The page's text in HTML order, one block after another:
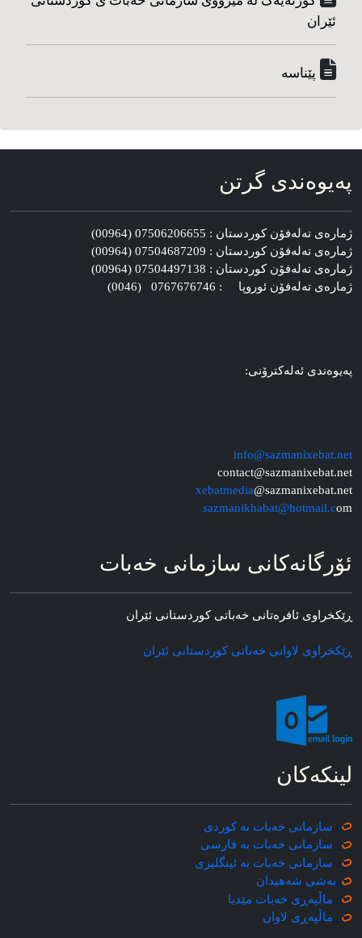
ئێران
پێناسه‌
په‌یوه‌ندی گرتن
ژماره‌ی ته‌له‌فۆن کوردستان : 07506206655 (00964)
ژماره‌ی ته‌له‌فۆن کوردستان : 07504687209 (00964)
ژماره‌ی ته‌له‌فۆن کوردستان : 07504497138 (00964)
ژماره‌ی ته‌له‌فۆن ئوروپا : 0767676746 (0046)
په‌یوه‌ندی ئه‌له‌کترۆنی:
info@sazmanixebat.net
contact@sazmanixebat.net
xebatmedia@sazmanixebat.net
sazmanikhabat@hotmail.com
ئۆرگانه‌کانی سازمانی خه‌بات
ڕێکخراوی ئافره‌تانی خه‌باتی کوردستانی ئێران
ڕێکخراوی لاوانی خه‌باتی کوردستانی ئێران
لینکه‌کان
سازمانی خه‌بات به کوردی
سازمانی خه‌بات به فارسی
سازمانی خه‌بات به ئینگلیزی
به‌شی شه‌هیدان
ماڵپه‌ڕی خه‌بات مێدیا
ماڵپه‌ڕی لاوان